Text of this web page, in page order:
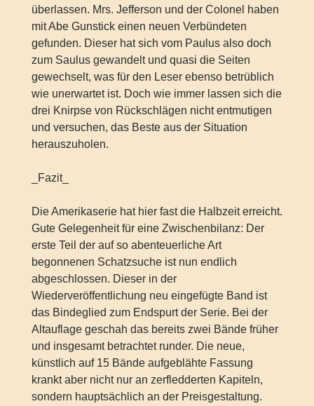
überlassen. Mrs. Jefferson und der Colonel haben
mit Abe Gunstick einen neuen Verbündeten
gefunden. Dieser hat sich vom Paulus also doch
zum Saulus gewandelt und quasi die Seiten
gewechselt, was für den Leser ebenso betrüblich
wie unerwartet ist. Doch wie immer lassen sich die
drei Knirpse von Rückschlägen nicht entmutigen
und versuchen, das Beste aus der Situation
herauszuholen.
_Fazit_
Die Amerikaserie hat hier fast die Halbzeit erreicht.
Gute Gelegenheit für eine Zwischenbilanz: Der
erste Teil der auf so abenteuerliche Art
begonnenen Schatzsuche ist nun endlich
abgeschlossen. Dieser in der
Wiederveröffentlichung neu eingefügte Band ist
das Bindeglied zum Endspurt der Serie. Bei der
Altauflage geschah das bereits zwei Bände früher
und insgesamt betrachtet runder. Die neue,
künstlich auf 15 Bände aufgeblähte Fassung
krankt aber nicht nur an zerfledderten Kapiteln,
sondern hauptsächlich an der Preisgestaltung.